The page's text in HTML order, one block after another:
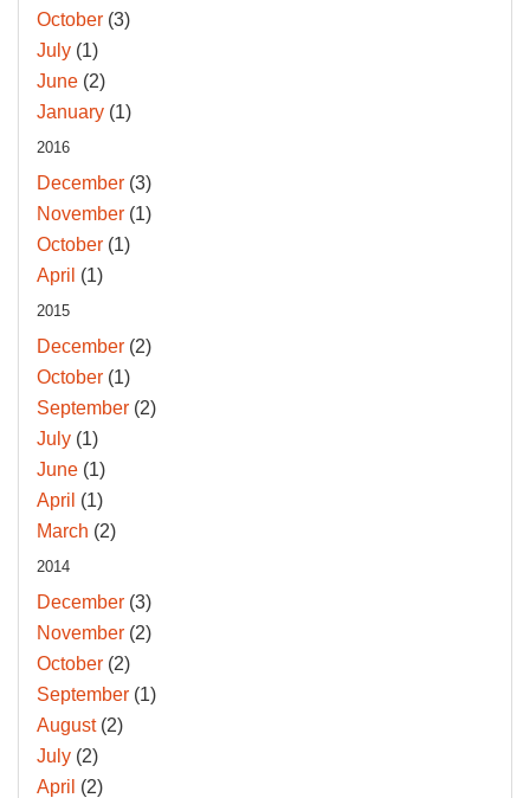
October (3)
July (1)
June (2)
January (1)
2016
December (3)
November (1)
October (1)
April (1)
2015
December (2)
October (1)
September (2)
July (1)
June (1)
April (1)
March (2)
2014
December (3)
November (2)
October (2)
September (1)
August(2)
July (2)
April (2)